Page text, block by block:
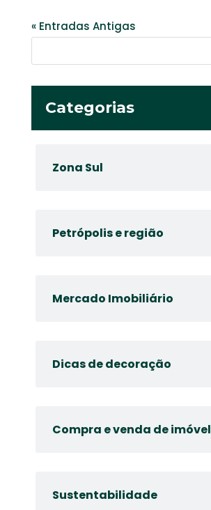
« Entradas Antigas
Categorias
Zona Sul
Petrópolis e região
Mercado Imobiliário
Dicas de decoração
Compra e venda de imóvel
Sustentabilidade